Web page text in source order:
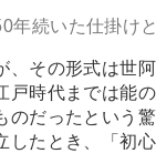
掛けとは
その形式は世
戸時代までは能
だったという
たとき、「初